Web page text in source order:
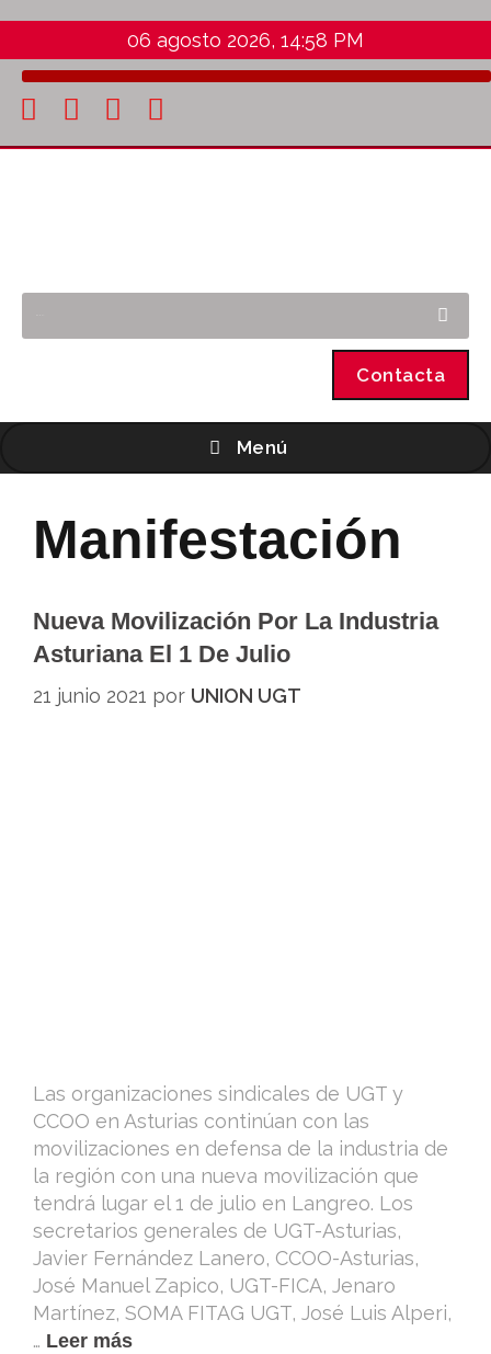
06 agosto 2026, 14:58 PM
Contacta
Menú
Manifestación
Nueva Movilización Por La Industria
Asturiana El 1 De Julio
21 junio 2021 por UNION UGT
Las organizaciones sindicales de UGT y
CCOO en Asturias continúan con las
movilizaciones en defensa de la industria de
la región con una nueva movilización que
tendrá lugar el 1 de julio en Langreo. Los
secretarios generales de UGT-Asturias,
Javier Fernández Lanero, CCOO-Asturias,
José Manuel Zapico, UGT-FICA, Jenaro
Martínez, SOMA FITAG UGT, José Luis Alperi,
… Leer más